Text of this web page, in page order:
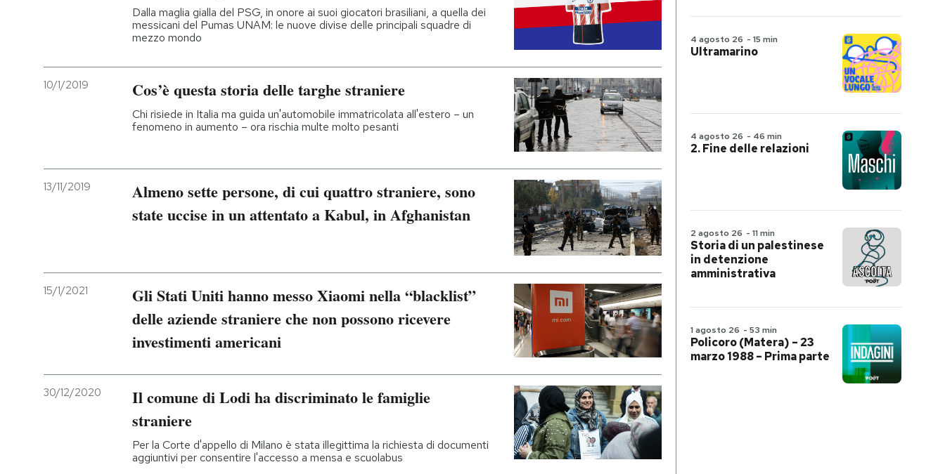
Dalla maglia gialla del PSG, in onore ai suoi giocatori brasiliani, a quella dei
messicani del Pumas UNAM: le nuove divise delle principali squadre di
mezzo mondo
10/1/2019 Cos’è questa storia delle targhe straniere
Chi risiede in Italia ma guida un'automobile immatricolata all'estero – un
fenomeno in aumento – ora rischia multe molto pesanti
13/11/2019
Almeno sette persone, di cui quattro straniere, sono
state uccise in un attentato a Kabul, in Afghanistan
15/1/2021
Gli Stati Uniti hanno messo Xiaomi nella “blacklist”
delle aziende straniere che non possono ricevere
investimenti americani
30/12/2020
Il comune di Lodi ha discriminato le famiglie
straniere
Per la Corte d'appello di Milano è stata illegittima la richiesta di documenti
aggiuntivi per consentire l'accesso a mensa e scuolabus
4 agosto 26 - 15 min
Ultramarino
4 agosto 26 - 46 min
2. Fine delle relazioni
2 agosto 26 - 11 min
Storia di un palestinese
in detenzione
amministrativa
1 agosto 26 - 53 min
Policoro (Matera) – 23
marzo 1988 – Prima parte